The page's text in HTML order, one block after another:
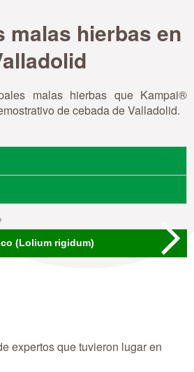
malas hierbas en
malas hierbas que Kampai®
de cebada de Valladolid.
(Lolium rigidum)
expertos que tuvieron lugar en